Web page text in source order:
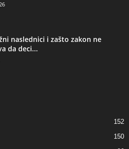
naslednici i zašto zakon ne
da deci...
152
150